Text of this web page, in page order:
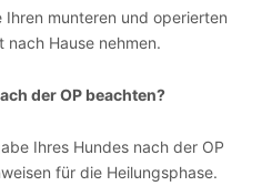
Ihren munteren und operierten
nach Hause nehmen.
der OP beachten?
Ihres Hundes nach der OP
für die Heilungsphase.